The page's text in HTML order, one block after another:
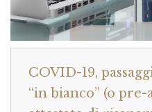
COVID-19,
“in bianco” (o